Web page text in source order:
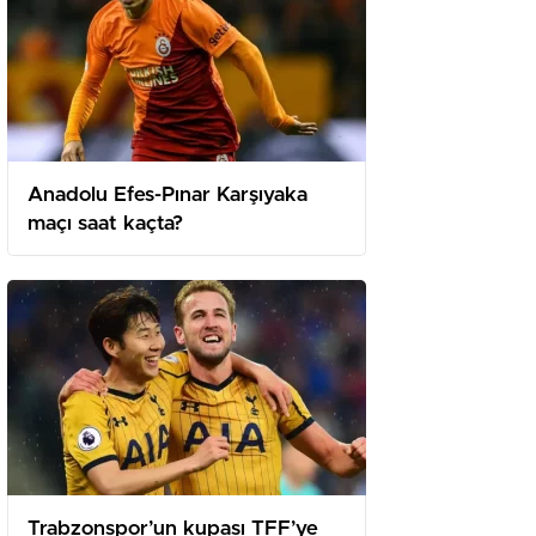
Anadolu Efes-Pınar Karşıyaka
maçı saat kaçta?
Trabzonspor’un kupası TFF’ye